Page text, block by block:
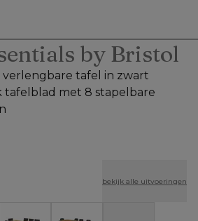
by Bristol
tafel in zwart
tafelblad met 8 stapelbare
bekijk alle uitvoeringen